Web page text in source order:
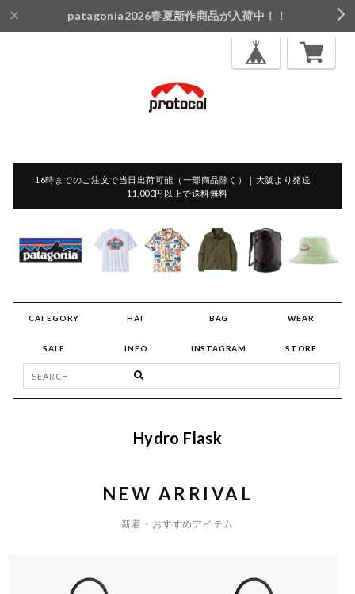
patagonia2026春夏新作商品が入荷中！！
16時までのご注文で当日出荷可能（一部商品除く）｜大阪より発送｜
11,000円以上で送料無料
CATEGORY HAT BAG WEAR
SALE INFO INSTAGRAM STORE
Hydro Flask
NEW ARRIVAL
新着・おすすめアイテム